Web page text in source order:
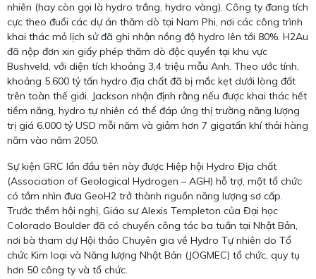
nhiên (hay còn gọi là hydro trắng, hydro vàng). Công ty đang tích
cực theo đuổi các dự án thăm dò tại Nam Phi, nơi các công trình
khai thác mỏ lịch sử đã ghi nhận nồng độ hydro lên tới 80%. H2Au
đã nộp đơn xin giấy phép thăm dò độc quyền tại khu vực
Bushveld, với diện tích khoảng 3,4 triệu mẫu Anh. Theo ước tính,
khoảng 5.600 tỷ tấn hydro địa chất đã bị mắc kẹt dưới lòng đất
trên toàn thế giới. Jackson nhận định rằng nếu được khai thác hết
tiềm năng, hydro tự nhiên có thể đáp ứng thị trường năng lượng
trị giá 6.000 tỷ USD mỗi năm và giảm hơn 7 gigatấn khí thải hàng
năm vào năm 2050.
Sự kiện GRC lần đầu tiên này được Hiệp hội Hydro Địa chất
(Association of Geological Hydrogen – AGH) hỗ trợ, một tổ chức
có tầm nhìn đưa GeoH2 trở thành nguồn năng lượng sơ cấp.
Trước thềm hội nghị, Giáo sư Alexis Templeton của Đại học
Colorado Boulder đã có chuyến công tác ba tuần tại Nhật Bản,
nơi bà tham dự Hội thảo Chuyên gia về Hydro Tự nhiên do Tổ
chức Kim loại và Năng lượng Nhật Bản (JOGMEC) tổ chức, quy tụ
hơn 50 công ty và tổ chức.